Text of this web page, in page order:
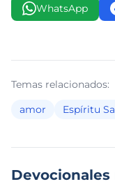
WhatsApp
Temas relacionados:
amor
Espíritu